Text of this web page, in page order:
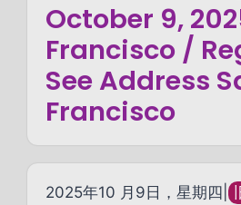
October 9,
Francisco /
See Address
Francisco
2025年10 月9日，星期四